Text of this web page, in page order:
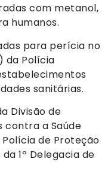
com metanol,
humanos.
para perícia no
da Polícia
sanitárias.
Divisão de
contra a Saúde
de Proteção
1ª Delegacia de